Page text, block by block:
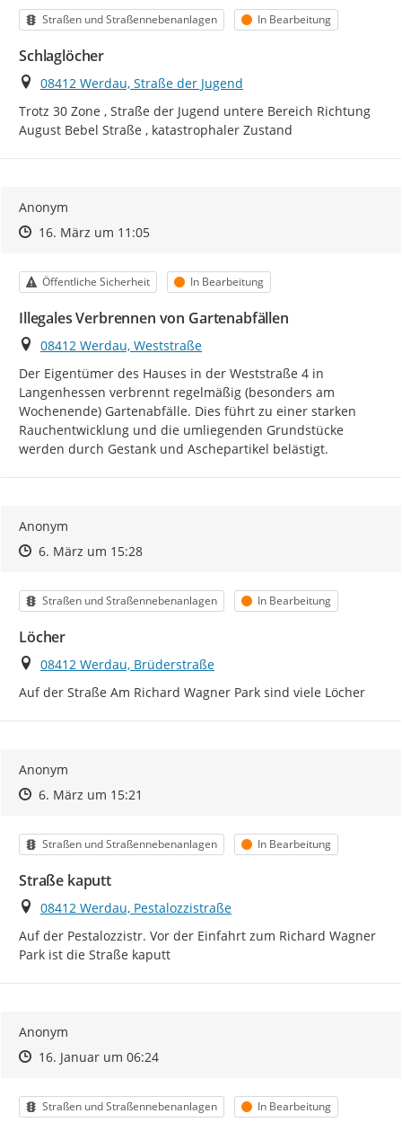
Kategorie
Straßen und Straßennebenanlagen Status
In Bearbeitung
Schlaglöcher
Ort
08412 Werdau, Straße der Jugend
Trotz 30 Zone , Straße der Jugend untere Bereich Richtung
August Bebel Straße , katastrophaler Zustand
Anonym
Zeitpunkt des Erstellens
Zeitpunkt des Erstellens
16. März um 11:05Zur Äußerung
Kategorie
Öffentliche Sicherheit Status
In Bearbeitung
Illegales Verbrennen von Gartenabfällen
Ort
08412 Werdau, Weststraße
Der Eigentümer des Hauses in der Weststraße 4 in
Langenhessen verbrennt regelmäßig (besonders am
Wochenende) Gartenabfälle. Dies führt zu einer starken
Rauchentwicklung und die umliegenden Grundstücke
werden durch Gestank und Aschepartikel belästigt.
Anonym
Zeitpunkt des Erstellens
Zeitpunkt des Erstellens
6. März um 15:28Zur Äußerung
Kategorie
Straßen und Straßennebenanlagen Status
In Bearbeitung
Löcher
Ort
08412 Werdau, Brüderstraße
Auf der Straße Am Richard Wagner Park sind viele Löcher
Anonym
Zeitpunkt des Erstellens
Zeitpunkt des Erstellens
6. März um 15:21
Kategorie
Straßen und Straßennebenanlagen Status
In Bearbeitung
Straße kaputt
Ort
08412 Werdau, Pestalozzistraße
Auf der Pestalozzistr. Vor der Einfahrt zum Richard Wagner
Park ist die Straße kaputt
Anonym
Zeitpunkt des Erstellens
Zeitpunkt des Erstellens
16. Januar um 06:24Zur Äußerung
Kategorie
Straßen und Straßennebenanlagen Status
In Bearbeitung